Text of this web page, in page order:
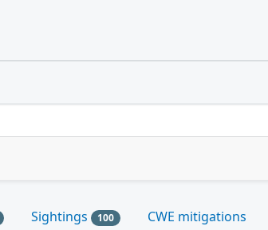
Sightings 100 CWE mitigations